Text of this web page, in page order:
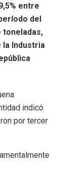
entre
del
toneladas,
la Industria
indicó
por tercer